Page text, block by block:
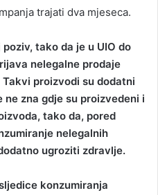
trajati dva mjeseca.
tako da je u UIO do
nelegalne prodaje
proizvodi su dodatni
zna gdje su proizvedeni i
tako da, pored
nelegalnih
ugroziti zdravlje.
konzumiranja